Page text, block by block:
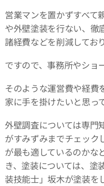
営業マンを置かずすべて
や外壁塗装を行ない、徹
諸経費などを削減してお
ですので、事務所やショ
そのような運営費や経費
家に手を掛けたいと思っ
外壁調査については専門
がすみずみまでチェック
が最も適しているのかな
き、塗装については、塗
装技能士」坂木が塗装を